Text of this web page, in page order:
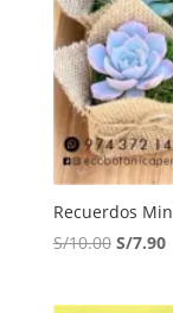
Recuerdos
S/10.00 El
S/7.90El